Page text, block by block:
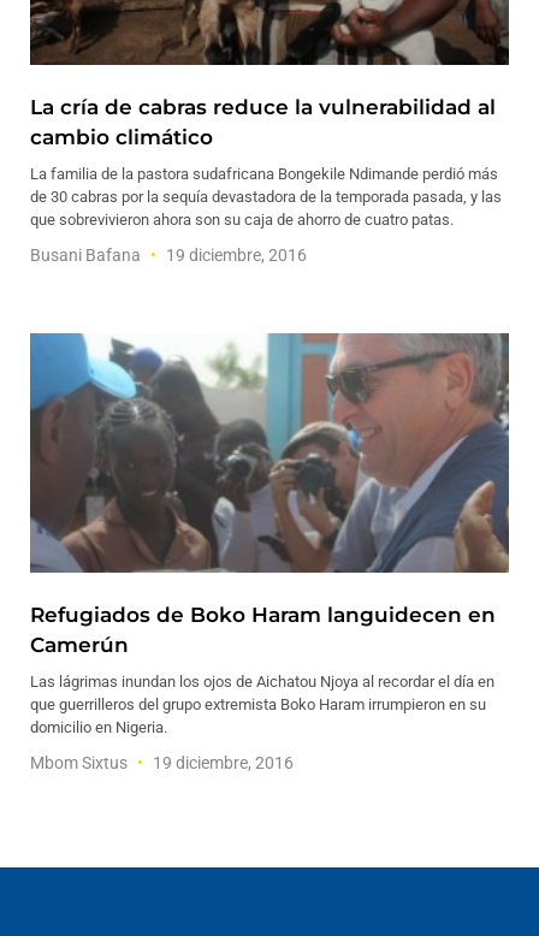
La cría de cabras reduce la vulnerabilidad al
cambio climático
La familia de la pastora sudafricana Bongekile Ndimande perdió más
de 30 cabras por la sequía devastadora de la temporada pasada, y las
que sobrevivieron ahora son su caja de ahorro de cuatro patas.
Busani Bafana 19 diciembre, 2016
Refugiados de Boko Haram languidecen en
Camerún
Las lágrimas inundan los ojos de Aichatou Njoya al recordar el día en
que guerrilleros del grupo extremista Boko Haram irrumpieron en su
domicilio en Nigeria.
Mbom Sixtus 19 diciembre, 2016